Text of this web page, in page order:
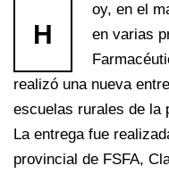
H
oy, en el
en varias
realizó una nueva
escuelas rurales de la
La entrega fue
provincial de FSFA,